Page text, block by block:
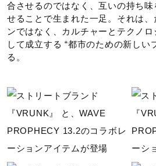
合させるのではなく、互いの持ち味
せることで生まれた一足。それは
ンではなく、カルチャーとテクノ
して成立する “都市のための新しい
る。